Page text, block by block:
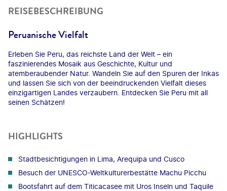
REISEBESCHREIBUNG
Peruanische Vielfalt
Erleben Sie Peru, das reichste Land der Welt – ein
faszinierendes Mosaik aus Geschichte, Kultur und
atemberaubender Natur. Wandeln Sie auf den Spuren der Inkas
und lassen Sie sich von der beeindruckenden Vielfalt dieses
einzigartigen Landes verzaubern. Entdecken Sie Peru mit all
seinen Schätzen!
HIGHLIGHTS
Stadtbesichtigungen in Lima, Arequipa und Cusco
Besuch der UNESCO-Weltkulturerbestätte Machu Picchu
Bootsfahrt auf dem Titicacasee mit Uros Inseln und Taquile